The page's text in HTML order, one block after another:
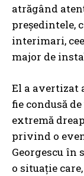
atrăgând
președintele,
interimari,
major de
El a avertizat
fie condusă
extremă
privind o
Georgescu în
o situație